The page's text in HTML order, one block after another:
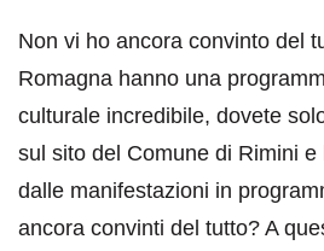
Non vi ho ancora convinto del
Romagna hanno una
culturale incredibile, dovete
sul sito del Comune di Rimini
dalle manifestazioni in
ancora convinti del tutto? A